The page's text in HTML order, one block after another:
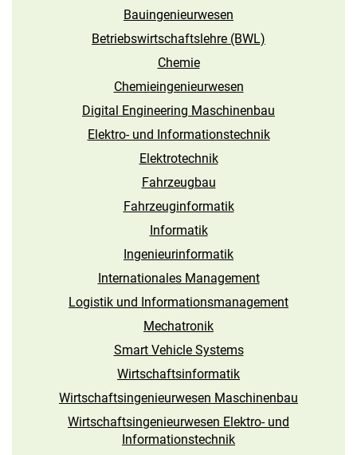
Bauingenieurwesen
Betriebswirtschaftslehre (BWL)
Chemie
Chemieingenieurwesen
Digital Engineering Maschinenbau
Elektro- und Informations­technik
Elektrotechnik
Fahrzeugbau
Fahrzeuginformatik
Informatik
Ingenieur­informatik
Internationales Management
Logistik und Informations­management
Mechatronik
Smart Vehicle Systems
Wirtschaftsinformatik
Wirtschaftsingenieurwesen Maschinenbau
Wirtschaftsingenieurwesen Elektro- und
Informations­technik